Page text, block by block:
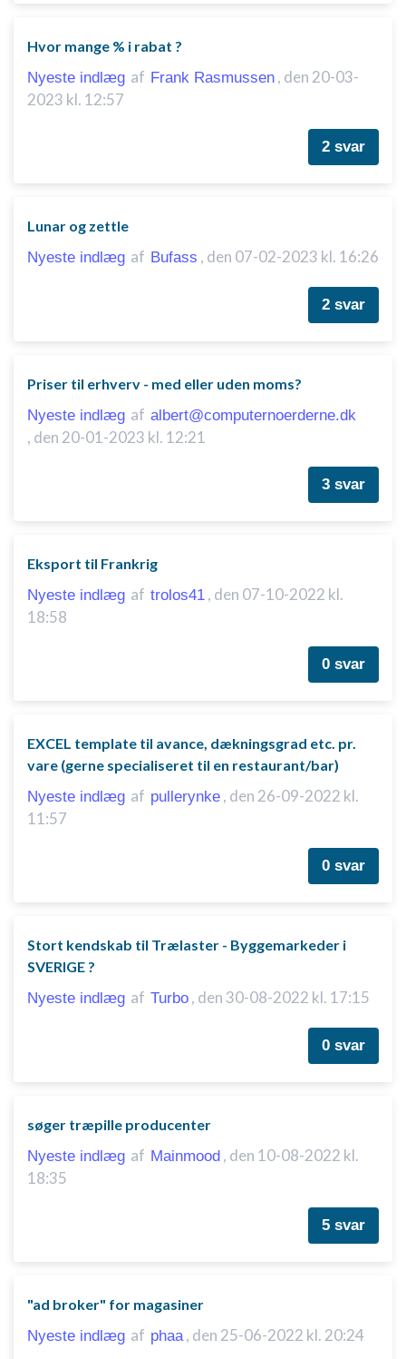
Hvor mange % i rabat ?
Nyeste indlæg af Frank Rasmussen , den 20-03-
2023 kl. 12:57
2 svar
Lunar og zettle
Nyeste indlæg af Bufass , den 07-02-2023 kl. 16:26
2 svar
Priser til erhverv - med eller uden moms?
Nyeste indlæg af albert@computernoerderne.dk
, den 20-01-2023 kl. 12:21
3 svar
Eksport til Frankrig
Nyeste indlæg af trolos41 , den 07-10-2022 kl.
18:58
0 svar
EXCEL template til avance, dækningsgrad etc. pr.
vare (gerne specialiseret til en restaurant/bar)
Nyeste indlæg af pullerynke , den 26-09-2022 kl.
11:57
0 svar
Stort kendskab til Trælaster - Byggemarkeder i
SVERIGE ?
Nyeste indlæg af Turbo , den 30-08-2022 kl. 17:15
0 svar
søger træpille producenter
Nyeste indlæg af Mainmood , den 10-08-2022 kl.
18:35
5 svar
"ad broker" for magasiner
Nyeste indlæg af phaa , den 25-06-2022 kl. 20:24